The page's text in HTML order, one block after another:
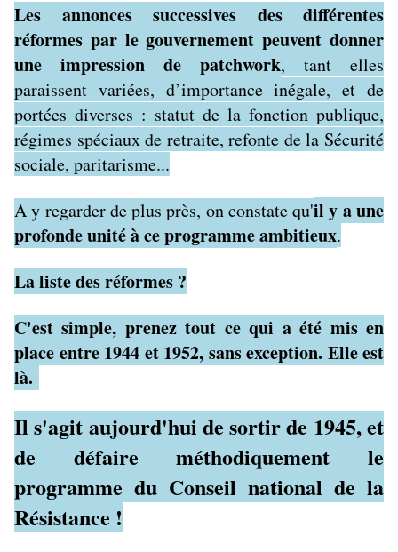
Les annonces successives des différentes
réformes par le gouvernement peuvent donner
une impression de patchwork, tant elles
paraissent variées, d’importance inégale, et de
portées diverses : statut de la fonction publique,
régimes spéciaux de retraite, refonte de la Sécurité
sociale, paritarisme...
A y regarder de plus près, on constate qu'il y a une
profonde unité à ce programme ambitieux.
La liste des réformes ?
C'est simple, prenez tout ce qui a été mis en
place entre 1944 et 1952, sans exception. Elle est
là.
Il s'agit aujourd'hui de sortir de 1945, et
de défaire méthodiquement le
programme du Conseil national de la
Résistance !